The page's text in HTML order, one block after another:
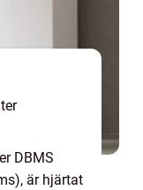
DBMS
är hjärtat